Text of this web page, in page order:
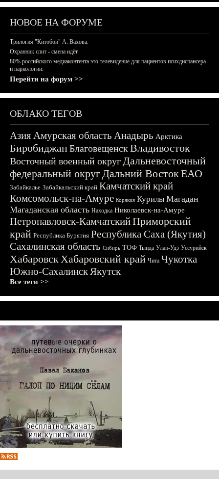
НОВОЕ НА ФОРУМЕ
Трилогия "Китобои" А. Вахова.
Охранник спит - смена идёт
80% российского медиаконтента это телевидение для пациентов психдиспансера
и наркологии.
Перейти на форум >>
ОБЛАКО ТЕГОВ
АзияАмурская область Анадырь Арктика
БиробиджанБлаговещенскВладивосток
Восточный военный округДальневосточный
федеральный округДальний ВостокЕАО
Забайкалье Забайкальский край Камчатский край
Комсомольск-на-Амуре Корякия Курилы Магадан
Магаданская область Находка Николаевск-на-Амуре
Петропавловск-КамчатскийПриморский
край Республика Бурятия Республика Саха (Якутия)
Сахалинская область Сибирь ТОФ Тында Улан-Удэ Уссурийск
ХабаровскХабаровский край Чита Чукотка
Южно-СахалинскЯкутск
Все теги >>